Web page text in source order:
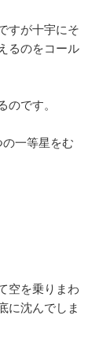
すが十宇にそ
るのをコール
です。
一等星をむ
空を乗りまわ
に沈んでしま